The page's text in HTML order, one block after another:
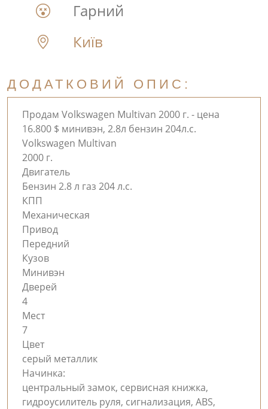
Гарний
Київ
ДОДАТКОВИЙ ОПИС:
Продам Volkswagen Multivan 2000 г. - цена
16.800 $ минивэн, 2.8л бензин 204л.с.
Volkswagen Multivan
2000 г.
Двигатель
Бензин 2.8 л газ 204 л.с.
КПП
Механическая
Привод
Передний
Кузов
Минивэн
Дверей
4
Мест
7
Цвет
серый металлик
Начинка:
центральный замок, сервисная книжка,
гидроусилитель руля, сигнализация, ABS,